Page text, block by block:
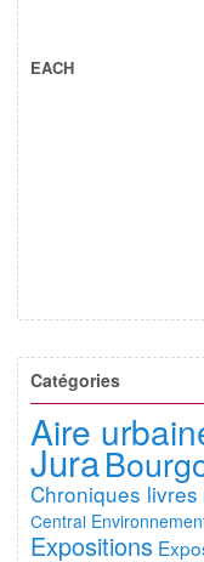
EACH
Catégories
Aire
Jura
Chroniques livres
Central
Expositions